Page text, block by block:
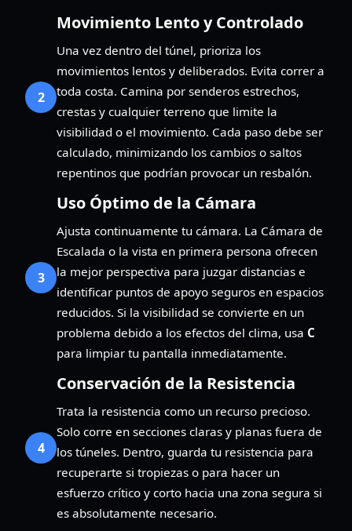
2
Movimiento Lento y Controlado
Una vez dentro del túnel, prioriza los
movimientos lentos y deliberados. Evita correr a
toda costa. Camina por senderos estrechos,
crestas y cualquier terreno que limite la
visibilidad o el movimiento. Cada paso debe ser
calculado, minimizando los cambios o saltos
repentinos que podrían provocar un resbalón.
3
Uso Óptimo de la Cámara
Ajusta continuamente tu cámara. La Cámara de
Escalada o la vista en primera persona ofrecen
la mejor perspectiva para juzgar distancias e
identificar puntos de apoyo seguros en espacios
reducidos. Si la visibilidad se convierte en un
problema debido a los efectos del clima, usa C
para limpiar tu pantalla inmediatamente.
4
Conservación de la Resistencia
Trata la resistencia como un recurso precioso.
Solo corre en secciones claras y planas fuera de
los túneles. Dentro, guarda tu resistencia para
recuperarte si tropiezas o para hacer un
esfuerzo crítico y corto hacia una zona segura si
es absolutamente necesario.